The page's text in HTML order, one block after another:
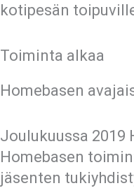
kotipesän
Toiminta alkaa
Homebasen
Joulukuussa 2019
Homebasen
jäsenten